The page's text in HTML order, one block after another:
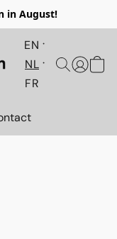
in August!
EN
NL
FR